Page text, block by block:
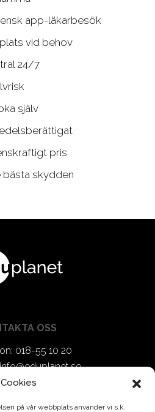
Cookies
på vår webbplats använder vi s.k.
app-läkarbesök
vid behov
24/7
själv
pris
bästa skydden
OSS
018-55 10 20
info@eduplanet.se